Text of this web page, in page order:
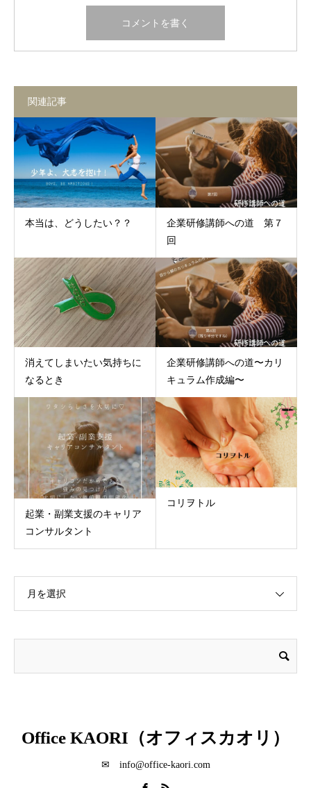
関連記事
本当は、どうしたい？？
企業研修講師への道 第７
回
消えてしまいたい気持ちに
なるとき
企業研修講師への道〜カリ
キュラム作成編〜
起業・副業支援のキャリア
コンサルタント
コリヲトル
月を選択
Office KAORI（オフィスカオリ）
✉ info@office-kaori.com